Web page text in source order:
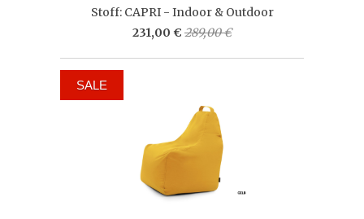
Stoff: CAPRI - Indoor & Outdoor
231,00 € 289,00 €
SALE